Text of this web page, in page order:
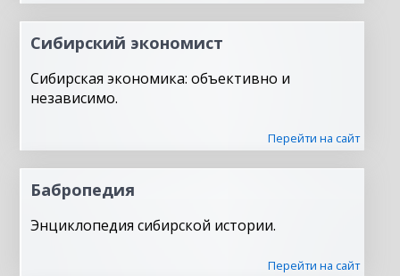
Сибирский экономист
Сибирская экономика: объективно и
независимо.
Перейти на сайт
Бабропедия
Энциклопедия сибирской истории.
Перейти на сайт